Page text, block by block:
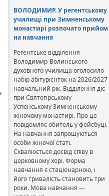
ВОЛОДИМИР. У регентському
училищі при Зимненському
монастирі розпочато прийом
на навчання
Регентське відділення
Володимир-Волинського
духовного училища оголосило
набір абітурієнток на 2026/2027
навчальний рік. Відділення діє
при Святогірському
Успенському Зимненському
жіночому монастирі. Про це
повідомляє обитель у фейсбуці.
На навчання запрошуються
особи жіночої статі.
Схвалюється досвід співу в
церковному хорі. Форма
навчання є стаціонарною, і
його тривалість становить три
роки. Мова навчання —